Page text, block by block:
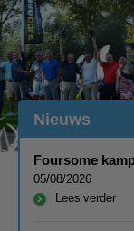
Nieuws
Foursome
05/08/2026
Lees verder